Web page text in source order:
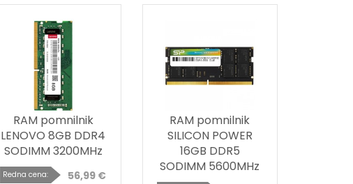
RAM pomnilnik
LENOVO 8GB DDR4
SODIMM 3200MHz
Redna cena: 56,99 €
RAM pomnilnik
SILICON POWER
16GB DDR5
SODIMM 5600MHz